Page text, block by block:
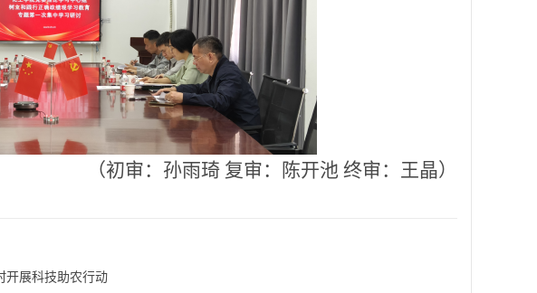
（初审：孙雨琦 复审：陈开池 终审：王晶）
展科技助农行动